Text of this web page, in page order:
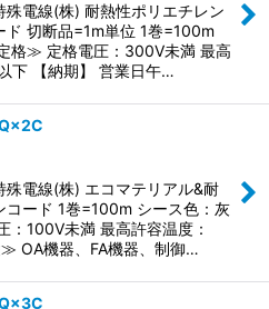
殊電線(株) 耐熱性ポリエチレン
ド 切断品=1m単位 1巻=100m
格≫ 定格電圧：300V未満 最高
下 【納期】 営業日午…
殊電線(株) エコマテリアル&耐
コード 1巻=100m シース色：灰
100V未満 最高許容温度：
OA機器、FA機器、制御…